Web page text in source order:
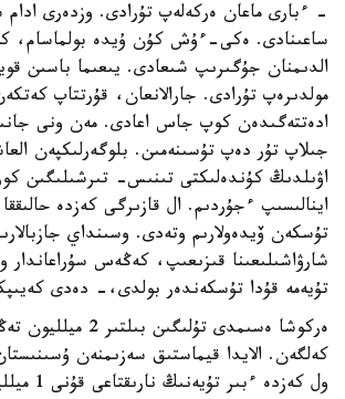
- ءبارى ماعان ەركەلەپ تۇرادى. وزدەرى ادام
ساعىنادى. ەكى-ءۇش كۇن ۇيدە بولماسام،
الدىمنان جۇگىرىپ شىعادى. يىعىما باسىن
مولدىرەپ تۇرادى. جارالانعان، قۇرتتاپ
ادەتتەگىدەن كوپ جاس اعادى. مەن ونى
جىلاپ تۇر دەپ تۇسىنەمىن. بلوگەرلىكپەن
اۋىلدىڭ كۇندەلىكتى تىنىس- تىرشىلىگىن
اينالىسىپ ءجۇردىم. ال قازىرگى كەزدە
تۇسكەن ۆيدەولارىم وتەدى. وسىنداي
شارۋاشىلىعىنا قىزىعىپ، كەڭەس
تۇيەمە قۇدا تۇسكەندەر بولدى،- دەدى
ەركوشا ەسىمدى تۇلىگىن
كەلگەن. الايدا قيماستىق سەزىمنەن
ول كەزدە